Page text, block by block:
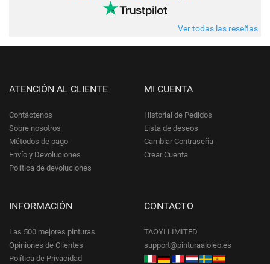
Ver todas las reseñas
ATENCIÓN AL CLIENTE
Contáctenos
Sobre nosotros
Métodos de pago
Envío y Devoluciones
Política de devoluciones
MI CUENTA
Historial de Pedidos
Lista de deseos
Cambiar Contraseña
Crear Cuenta
INFORMACIÓN
Las 500 mejores pinturas
Opiniones de Clientes
Política de Privacidad
CONTACTO
TAOYI LIMITED
support@pinturaaloleo.es